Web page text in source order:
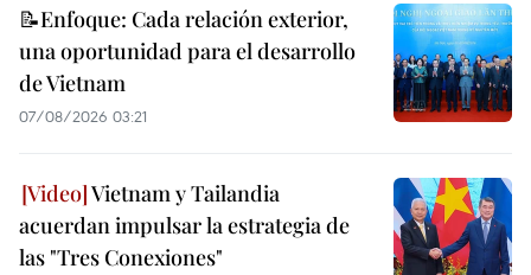
📝Enfoque: Cada relación exterior,
una oportunidad para el desarrollo
de Vietnam
07/08/2026 03:21
Vietnam y Tailandia
acuerdan impulsar la estrategia de
las "Tres Conexiones"